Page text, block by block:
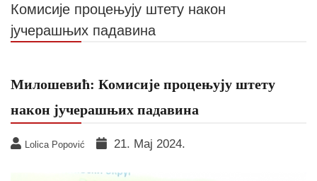
Комисије процењују штету након
јучерашњих падавина
Милошевић: Комисије процењују штету
након јучерашњих падавина
Lolica Popović 21. Мај 2024.